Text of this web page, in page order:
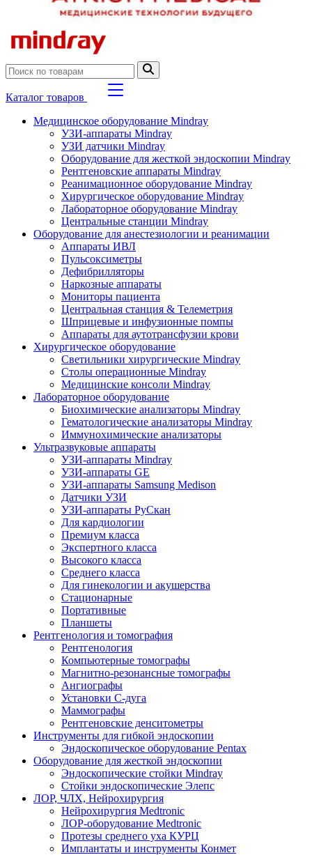
Каталог товаров
Медицинское оборудование Mindray
УЗИ-аппараты Mindray
УЗИ датчики Mindray
Оборудование для жесткой эндоскопии Mindray
Рентгеновские аппараты Mindray
Реанимационное оборудование Mindray
Хирургическое оборудование Mindray
Лабораторное оборудование Mindray
Центральные станции Mindray
Оборудование для анестезиологии и реанимации
Аппараты ИВЛ
Пульсоксиметры
Дефибрилляторы
Наркозные аппараты
Мониторы пациента
Центральная станция & Телеметрия
Шприцевые и инфузионные помпы
Аппараты для аутотрансфузии крови
Хирургическое оборудование
Светильники хирургические Mindray
Столы операционные Mindray
Медицинские консоли Mindray
Лабораторное оборудование
Биохимические анализаторы Mindray
Гематологические анализаторы Mindray
Иммунохимические анализаторы
Ультразвуковые аппараты
УЗИ-аппараты Mindray
УЗИ-аппараты GE
УЗИ-аппараты Samsung Medison
Датчики УЗИ
УЗИ-аппараты РуСкан
Для кардиологии
Премиум класса
Экспертного класса
Высокого класса
Среднего класса
Для гинекологии и акушерства
Стационарные
Портативные
Планшеты
Рентгенология и томография
Рентгенология
Компьютерные томографы
Магнитно-резонансные томографы
Ангиографы
Установки С-дуга
Маммографы
Рентгеновские денситометры
Инструменты для гибкой эндоскопии
Эндоскопическое оборудование Pentax
Оборудование для жесткой эндоскопии
Эндоскопические стойки Mindray
Стойки эндоскопические Элепс
ЛОР, ЧЛХ, Нейрохирургия
Нейрохирургия Medtronic
ЛОР-оборудование Medtronic
Протезы среднего уха КУРЦ
Имплантаты и инструменты Конмет